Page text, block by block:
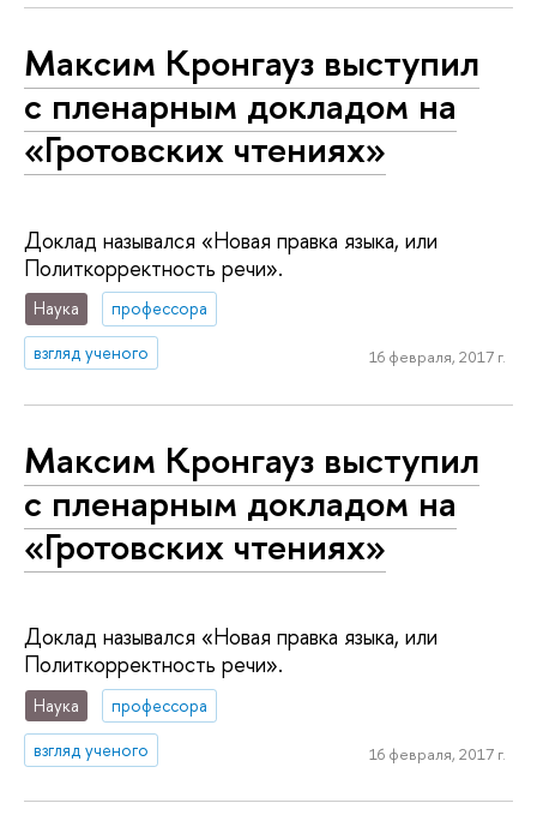
Максим Кронгауз выступил
с пленарным докладом на
«Гротовских чтениях»
Доклад назывался «Новая правка языка, или
Политкорректность речи».
Наука
профессора
взгляд ученого
16 февраля, 2017 г.
Максим Кронгауз выступил
с пленарным докладом на
«Гротовских чтениях»
Доклад назывался «Новая правка языка, или
Политкорректность речи».
Наука
профессора
взгляд ученого
16 февраля, 2017 г.